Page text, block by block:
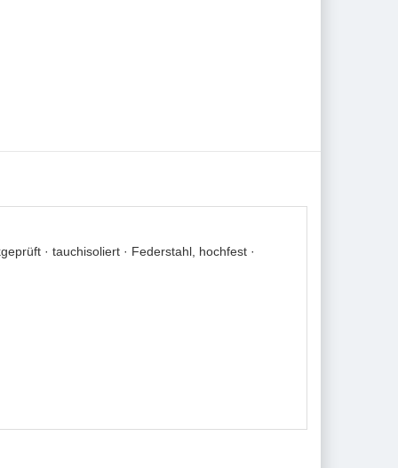
· tauchisoliert · Federstahl, hochfest ·